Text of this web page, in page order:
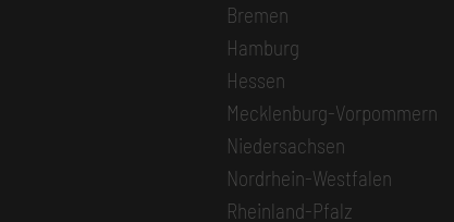
Bremen
Hamburg
Hessen
Mecklenburg-Vorpommern
Niedersachsen
Nordrhein-Westfalen
Rheinland-Pfalz